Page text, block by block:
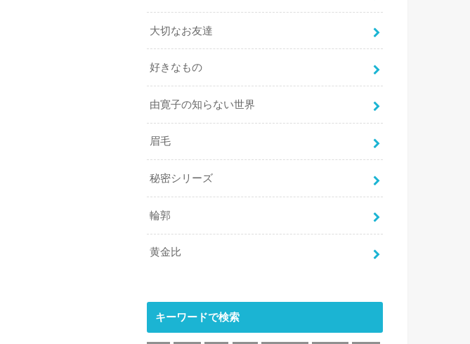
大切なお友達
好きなもの
由寛子の知らない世界
眉毛
秘密シリーズ
輪郭
黄金比
キーワードで検索